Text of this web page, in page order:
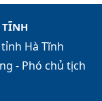
TĨNH
Hà Tĩnh
- Phó chủ tịch